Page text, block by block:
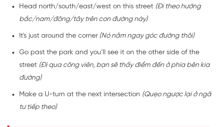
Head north/south/east/west on this street (Đi theo hướng
bắc/nam/đông/tây trên con đường này)
It's just around the corner (Nó nằm ngay góc đường thôi)
Go past the park and you’ll see it on the other side of the
street (Đi qua công viên, bạn sẽ thấy điểm đến ở phía bên kia
đường)
Make a U-turn at the next intersection (Quẹo ngược lại ở ngã
tư tiếp theo)